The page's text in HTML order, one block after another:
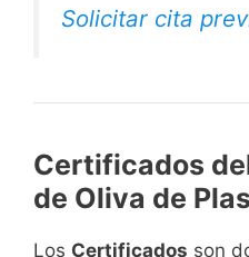
Solicitar cita
Certificados
de Oliva de
Los Certificados son